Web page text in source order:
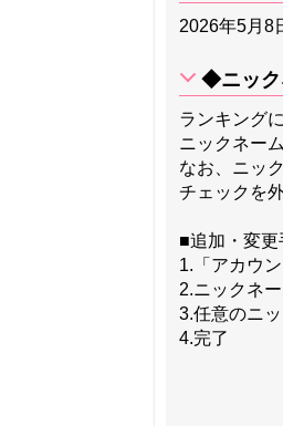
2026年5月8
◆ニック
ランキング
ニックネー
なお、ニッ
チェックを
■追加・変更
1.「アカウ
2.ニックネ
3.任意のニ
4.完了